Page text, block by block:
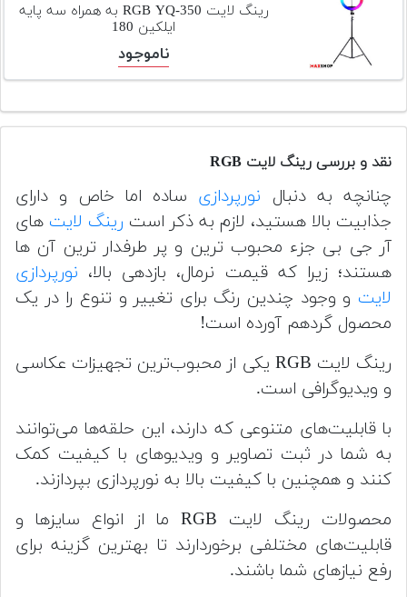
رینگ لایت RGB YQ-350 به همراه سه پایه
ایلکین 180
ناموجود
نقد و بررسی رینگ لایت RGB
چنانچه به دنبال نورپردازی ساده اما خاص و دارای
جذابیت بالا هستید، لازم به ذکر است رینگ لایت های
آر جی بی جزء محبوب ترین و پر طرفدار ترین آن ها
هستند؛ زیرا که قیمت نرمال، بازدهی بالا، نورپردازی
لایت و وجود چندین رنگ برای تغییر و تنوع را در یک
محصول گردهم آورده است!
رینگ لایت RGB یکی از محبوب‌ترین تجهیزات عکاسی
و ویدیوگرافی است.
با قابلیت‌های متنوعی که دارند، این حلقه‌ها می‌توانند
به شما در ثبت تصاویر و ویدیوهای با کیفیت کمک
کنند و همچنین با کیفیت بالا به نورپردازی بپردازند.
محصولات رینگ لایت RGB ما از انواع سایزها و
قابلیت‌های مختلفی برخوردارند تا بهترین گزینه برای
رفع نیازهای شما باشند.